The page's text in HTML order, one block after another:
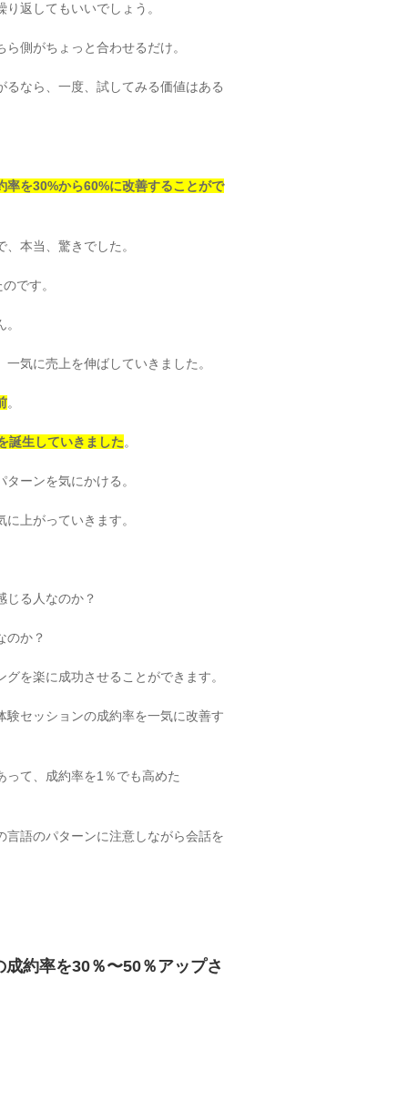
返してもいいでしょう。
側がちょっと合わせるだけ。
なら、一度、試してみる価値はある
率を30%から60%に改善することがで
本当、驚きでした。
です。
気に売上を伸ばしていきました。
。
誕生していきました。
ーンを気にかける。
上がっていきます。
じる人なのか？
のか？
を楽に成功させることができます。
験セッションの成約率を一気に改善す
って、成約率を1％でも高めた
語のパターンに注意しながら会話を
約率を30％〜50％アップさ